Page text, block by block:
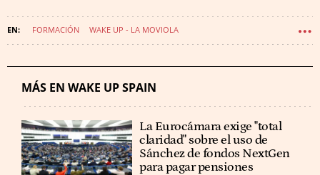
FORMACIÓN WAKE UP - LA MOVIOLA
MÁS EN WAKE UP SPAIN
La Eurocámara exige "total
claridad" sobre el uso de
Sánchez de fondos NextGen
para pagar pensiones